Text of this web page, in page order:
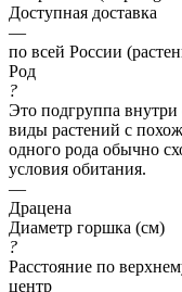
Доступная доставка
—
по всей России
Род
?
Это подгруппа
виды растений с
одного рода обычно
условия обитания.
—
Драцена
Диаметр горшка (см)
?
Расстояние по
центр